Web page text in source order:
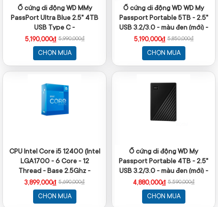
Ổ cứng di động WD MMy
PassPort Ultra Blue 2.5" 4TB
USB Type C -
WDBFTM0040BBL (mã mới -
Vỏ nhôm)
5,190,000₫ 5,990,000₫
CHỌN MUA
Ổ cứng di động WD WD My
Passport Portable 5TB - 2.5"
USB 3.2/3.0 - màu đen (mới) -
WDBPKJ0050BBK-WESN
5,190,000₫ 5,850,000₫
CHỌN MUA
CPU Intel Core i5 12400 (Intel
LGA1700 - 6 Core - 12
Thread - Base 2.5Ghz -
Turbo 4.4Ghz - Cache 18MB)
3,899,000₫ 5,690,000₫
CHỌN MUA
Ổ cứng di động WD My
Passport Portable 4TB - 2.5"
USB 3.2/3.0 - màu đen (mới) -
WDBPKJ0040BBK-WESN
4,880,000₫ 5,590,000₫
CHỌN MUA